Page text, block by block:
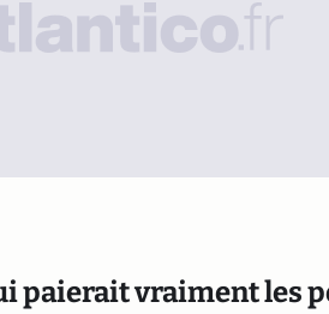
paierait vraiment les